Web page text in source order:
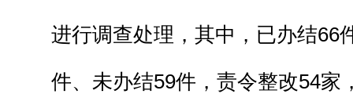
进行调查处理，其中，已办结66
件、未办结59件，责令整改54家